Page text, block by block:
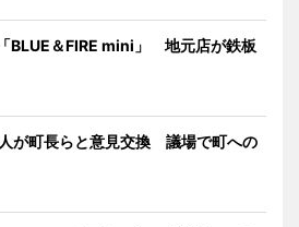
BLUE＆FIRE mini」 地元店が鉄板
人が町長らと意見交換 議場で町への